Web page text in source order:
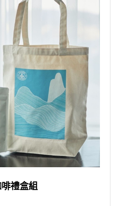
禮盒組